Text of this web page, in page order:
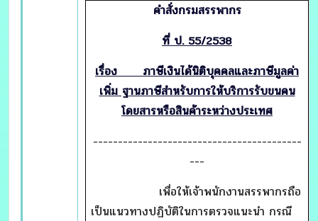
คำสั่งกรมสรรพากร
ที่ ป. 55/2538
เรื่อง ภาษีเงินได้นิติบุคคลและภาษีมูลค่า
เพิ่ม ฐานภาษีสำหรับการให้บริการรับขนคน
โดยสารหรือสินค้าระหว่างประเทศ
------------------------------------------
---
เพื่อให้เจ้าพนักงานสรรพากรถือ
เป็นแนวทางปฏิบัติในการตรวจแนะนำ กรณี